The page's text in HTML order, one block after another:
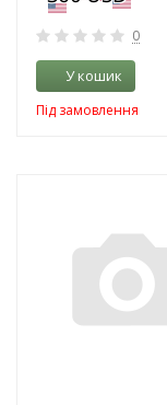
0
У кошик
Під замовлення